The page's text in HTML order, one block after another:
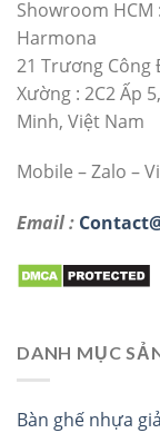
Showroom HCM
Harmona
21 Trương Công
Xường : 2C2 Ấp
Minh, Việt Nam
Mobile – Zalo –
Email :
DANH MỤC
Bàn ghế nhựa